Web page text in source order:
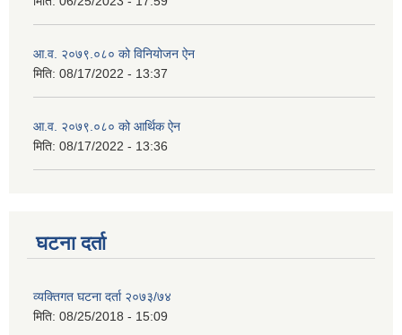
आ.व. २०७९.०८० को विनियोजन ऐन
मिति: 08/17/2022 - 13:37
आ.व. २०७९.०८० को आर्थिक ऐन
मिति: 08/17/2022 - 13:36
घटना दर्ता
व्यक्तिगत घटना दर्ता २०७३/७४
मिति: 08/25/2018 - 15:09